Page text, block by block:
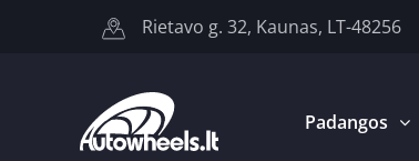
Rietavo g. 32, Kaunas, LT-48256
Padangos